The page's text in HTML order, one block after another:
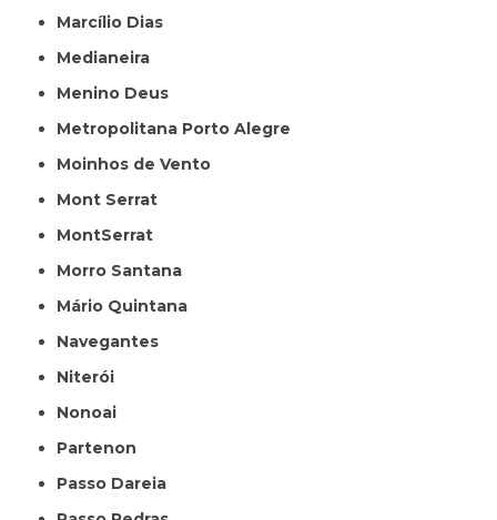
Marcílio Dias
Medianeira
Menino Deus
Metropolitana Porto Alegre
Moinhos de Vento
Mont Serrat
MontSerrat
Morro Santana
Mário Quintana
Navegantes
Niterói
Nonoai
Partenon
Passo Dareia